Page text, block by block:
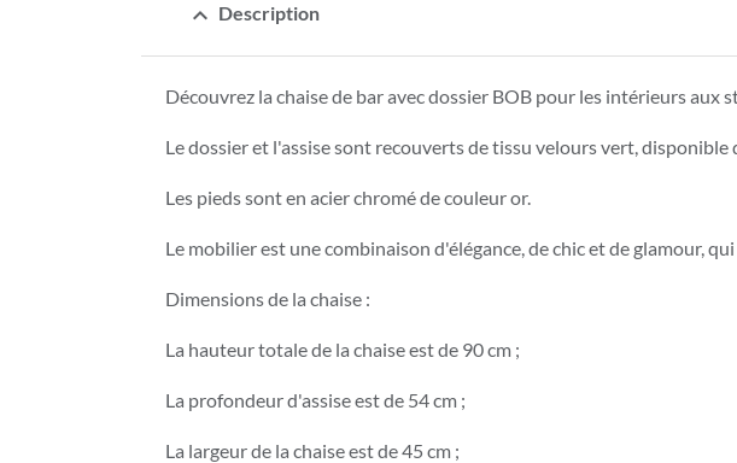
expand_less Description
Découvrez la chaise de bar avec dossier BOB pour les intérieurs aux
Le dossier et l'assise sont recouverts de tissu velours vert, disponible
Les pieds sont en acier chromé de couleur or.
Le mobilier est une combinaison d'élégance, de chic et de glamour,
Dimensions de la chaise :
La hauteur totale de la chaise est de 90 cm ;
La profondeur d'assise est de 54 cm ;
La largeur de la chaise est de 45 cm ;